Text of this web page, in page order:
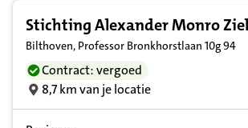
Stichting Alexander Monro
Bilthoven, Professor Bronkhorstlaan 10g 94
Contract: vergoed
8,7 km van je locatie